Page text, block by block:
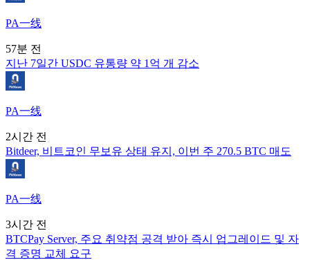
PA一线
57분 전
지난 7일간 USDC 유통량 약 1억 개 감소
PA一线
2시간 전
Bitdeer, 비트코인 무보유 상태 유지, 이번 주 270.5 BTC 매도
PA一线
3시간 전
BTCPay Server, 주요 취약점 공격 받아 즉시 업그레이드 및 자
격 증명 교체 요구